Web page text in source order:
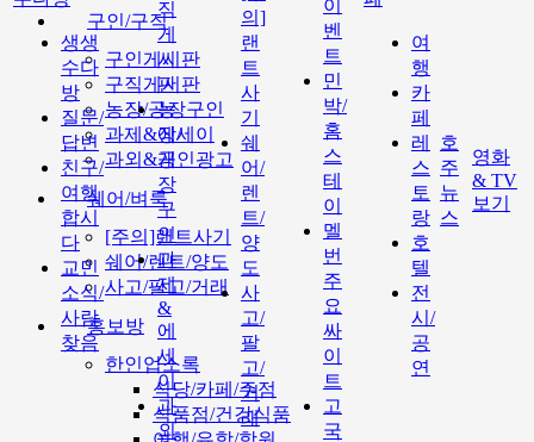
구인/구직
구인게시판
구직게시판
농장/공장구인
과제&에세이
과외&개인광고
쉐어/벼룩
[주의]랜트사기
쉐어/렌트/양도
사고/팔고/거래
홍보방
한인업소록
식당/카페/주점
식품점/건강식품
생생
수다
방
질문/
답변
친구/
여행
합시
다
교민
소식/
사람
찾음
직
게
시
판
농
장/
공
장
구
인
과
제
&
에
세
이
과
외
의]
랜
트
사
기
쉐
어/
렌
트/
양
도
사
고/
팔
고/
거
래
이
벤
트
민
박/
홈
스
테
이
멜
번
주
요
싸
이
트
고
국
여
행
카
페
레
스
토
랑
호
텔
전
시/
공
연
호
주
뉴
스
영화
& TV
보기